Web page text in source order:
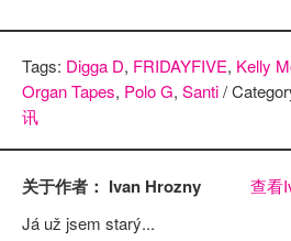
Tags: Digga D, FRIDAYFIVE, Kelly
Organ Tapes, Polo G, Santi/
讯
关于作者： Ivan Hrozny 查看
Já už jsem starý...